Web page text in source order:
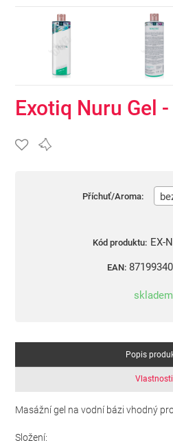
Exotiq Nuru Gel
Příchuť/Aroma:
Kód produktu: EX-
EAN:
skladem
Popis
Vlastnosti
Masážní gel na vodní bázi vhodný
Složení: